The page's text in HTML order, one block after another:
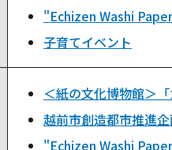
"Echizen Washi
子育てイベント
＜紙の文化博物館＞
越前市創造都市推進
"Echizen Washi